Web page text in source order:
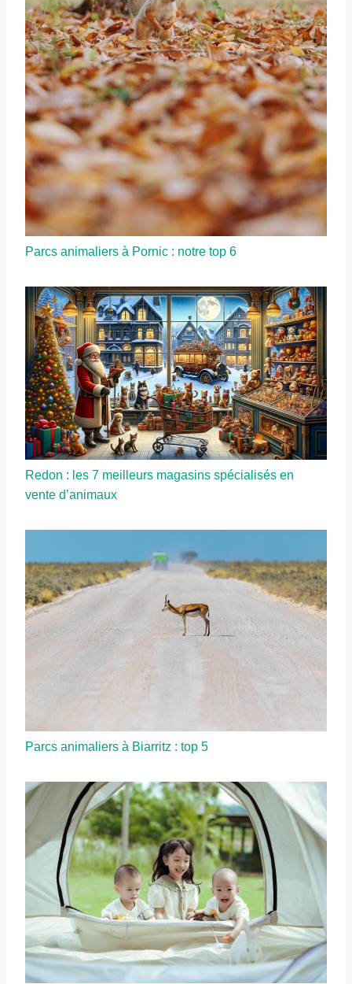
Parcs animaliers à Pornic : notre top 6
Redon : les 7 meilleurs magasins spécialisés en
vente d’animaux
Parcs animaliers à Biarritz : top 5